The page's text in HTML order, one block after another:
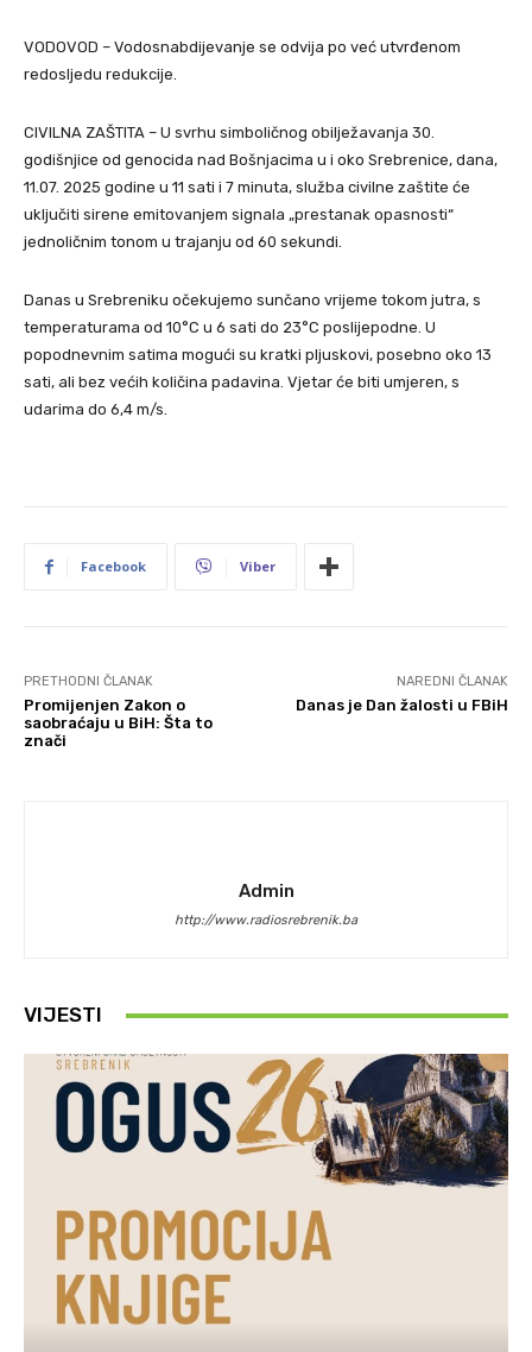
VODOVOD – Vodosnabdijevanje se odvija po već utvrđenom
redosljedu redukcije.
CIVILNA ZAŠTITA – U svrhu simboličnog obilježavanja 30.
godišnjice od genocida nad Bošnjacima u i oko Srebrenice, dana,
11.07. 2025 godine u 11 sati i 7 minuta, služba civilne zaštite će
uključiti sirene emitovanjem signala „prestanak opasnosti“
jednoličnim tonom u trajanju od 60 sekundi.
Danas u Srebreniku očekujemo sunčano vrijeme tokom jutra, s
temperaturama od 10°C u 6 sati do 23°C poslijepodne. U
popodnevnim satima mogući su kratki pljuskovi, posebno oko 13
sati, ali bez većih količina padavina. Vjetar će biti umjeren, s
udarima do 6,4 m/s.
Facebook Viber
PRETHODNI ČLANAK
Promijenjen Zakon o
saobraćaju u BiH: Šta to
znači
NAREDNI ČLANAK
Danas je Dan žalosti u FBiH
Admin
http://www.radiosrebrenik.ba
VIJESTI